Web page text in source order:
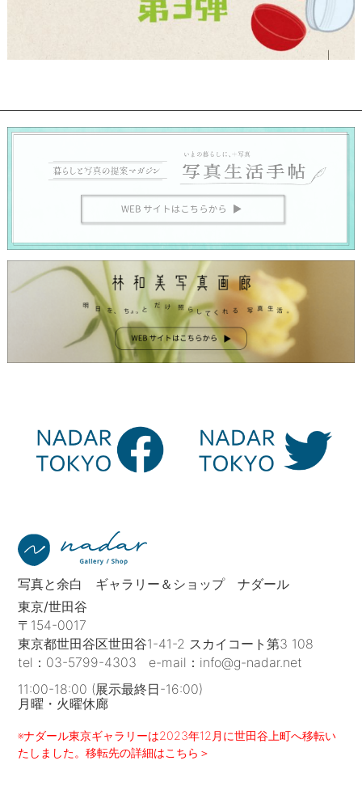
写真と余白 ギャラリー＆ショップ ナダール
東京/世田谷
〒154-0017
東京都世田谷区世田谷1-41-2 スカイコート第3 108
tel： 03-5799-4303 e-mail： info@g-nadar.net
11:00-18:00 (展示最終日-16:00)
月曜・火曜休廊
※ナダール東京ギャラリーは2023年12月に世田谷上町へ移転い
たしました。移転先の詳細はこちら＞